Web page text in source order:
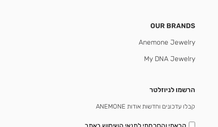
OUR BRANDS
Anemone Jewelry
My DNA Jewelry
הרשמו לניוזלטר
קבלו עדכונים וחדשות אודות ANEMONE